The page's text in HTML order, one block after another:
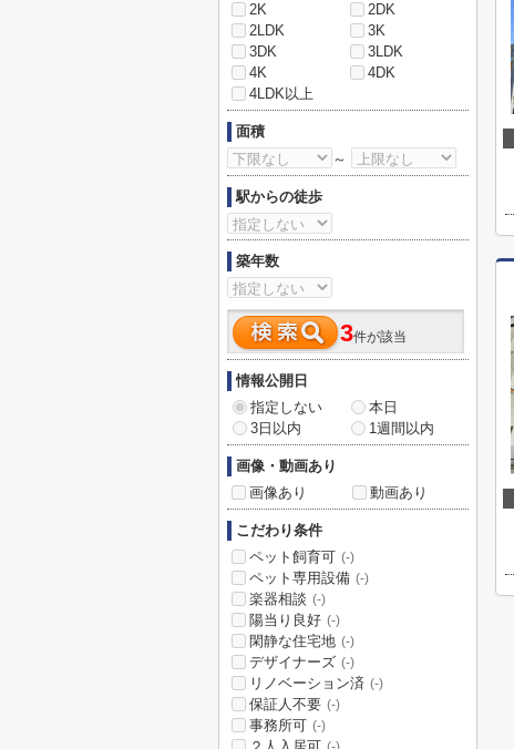
2K
2DK
2LDK
3K
3DK
3LDK
4K
4DK
4LDK以上
面積
～
駅からの徒歩
築年数
3件が該当
情報公開日
指定しない
本日
3日以内
1週間以内
画像・動画あり
画像あり
動画あり
こだわり条件
ペット飼育可 (-)
ペット専用設備 (-)
楽器相談 (-)
陽当り良好 (-)
閑静な住宅地 (-)
デザイナーズ (-)
リノベーション済 (-)
保証人不要 (-)
事務所可 (-)